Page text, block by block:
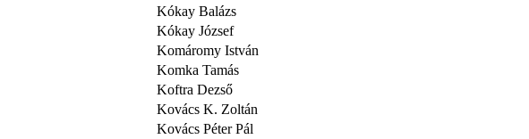
Kókay Balázs
Kókay József
Komáromy István
Komka Tamás
Koftra Dezső
Kovács K. Zoltán
Kovács Péter Pál